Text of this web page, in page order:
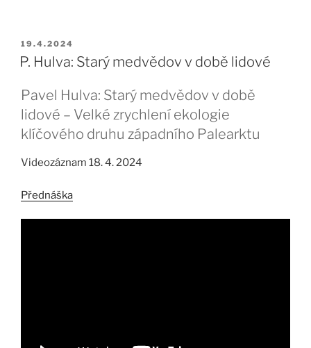
PUBLIKOVÁNO
19.4.2024
P. Hulva: Starý medvědov v době lidové
Pavel Hulva: Starý medvědov v době
lidové – Velké zrychlení ekologie
klíčového druhu západního Palearktu
Videozáznam 18. 4. 2024
Přednáška